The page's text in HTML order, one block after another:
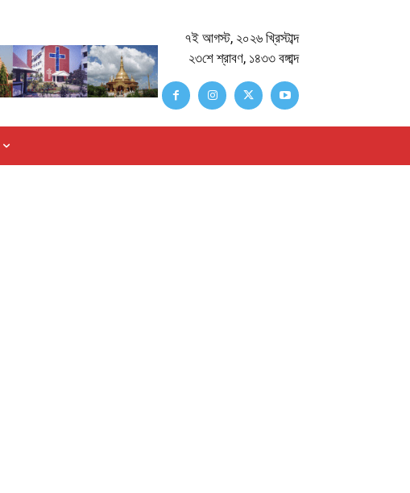
৭ই আগস্ট, ২০২৬ খ্রিস্টাব্দ
২৩শে শ্রাবণ, ১৪৩৩ বঙ্গাব্দ